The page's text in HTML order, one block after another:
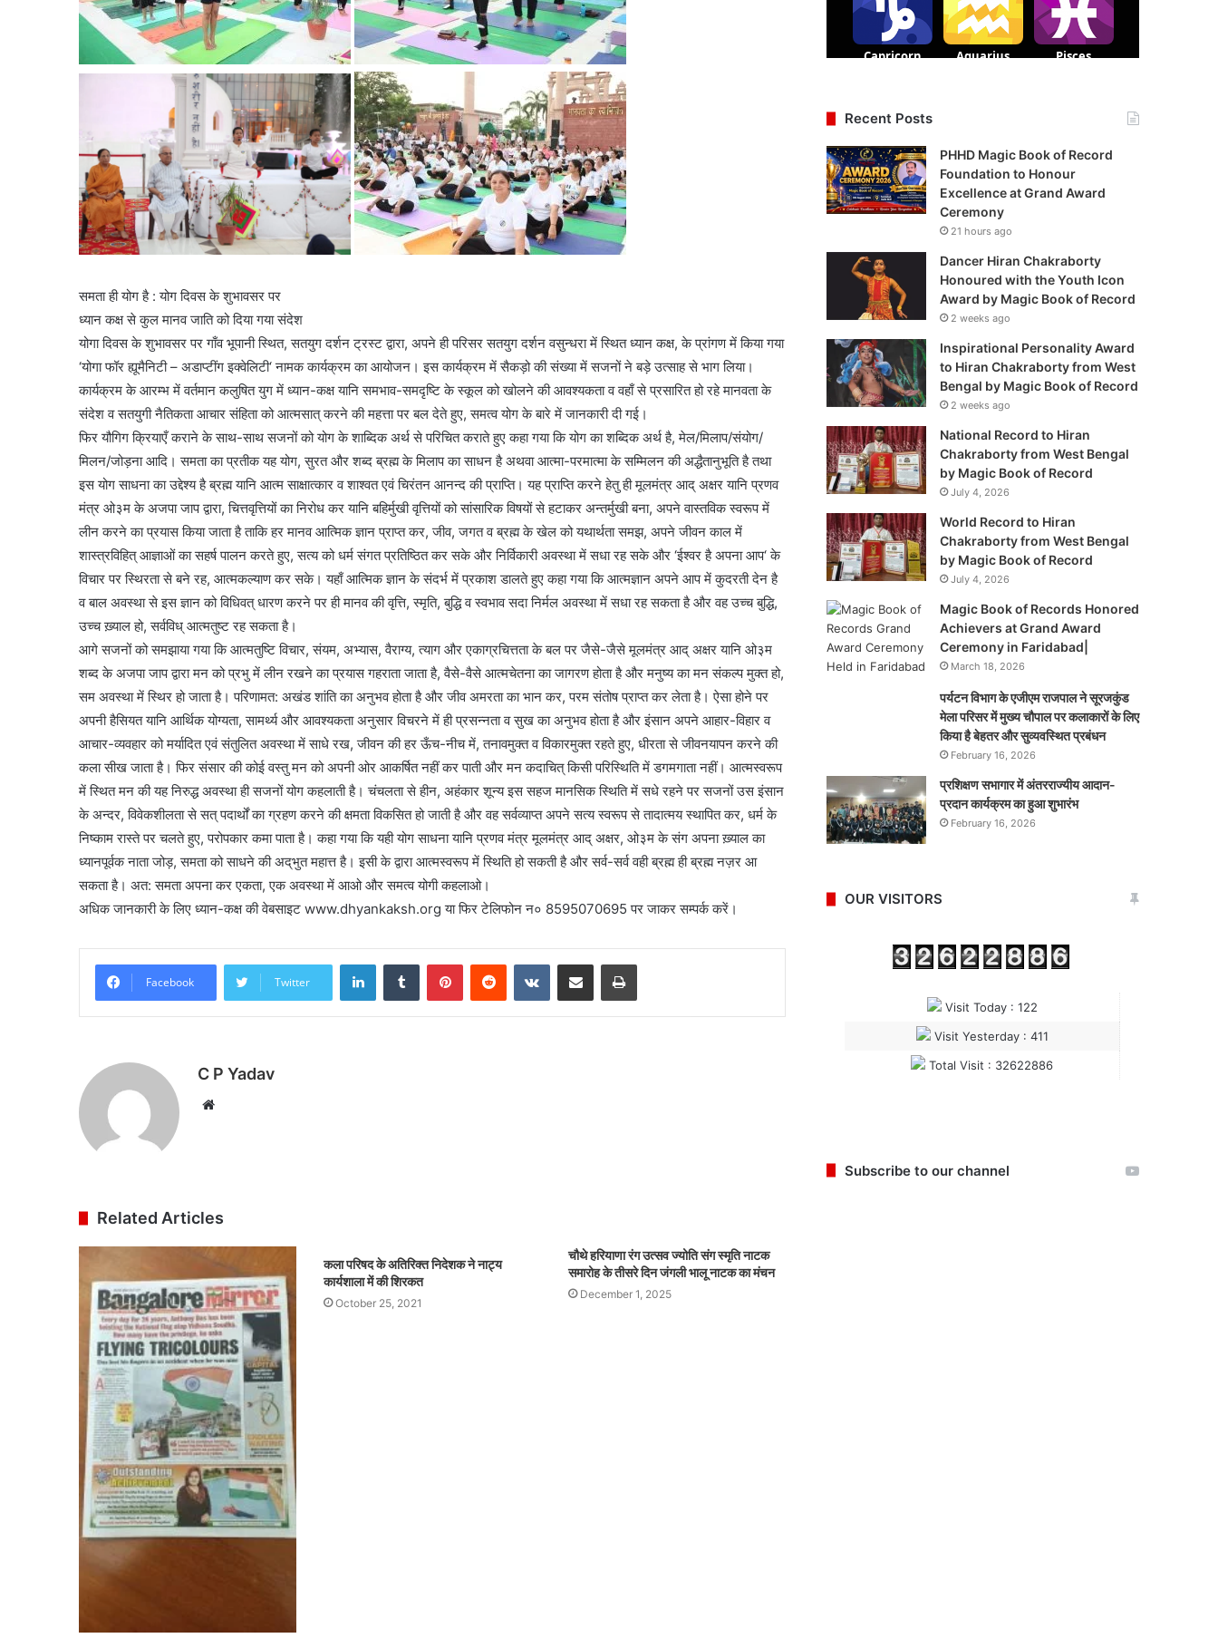
समता ही योग है : योग दिवस के शुभावसर पर
ध्यान कक्ष से कुल मानव जाति को दिया गया संदेश
योगा दिवस के शुभावसर पर गाँव भूपानी स्थित, सतयुग दर्शन ट्रस्ट द्वारा, अपने ही परिसर सतयुग दर्शन वसुन्धरा में स्थित ध्यान कक्ष, के प्रांगण में किया गया
‘योगा फॉर ह्यूमैनिटी – अडाप्टींग इक्वेलिटी‘ नामक कार्यक्रम का आयोजन। इस कार्यक्रम में सैकड़ो की संख्या में सजनों ने बड़े उत्साह से भाग लिया।
कार्यक्रम के आरम्भ में वर्तमान कलुषित युग में ध्यान-कक्ष यानि समभाव-समदृष्टि के स्कूल को खोलने की आवश्यकता व वहाँ से प्रसारित हो रहे मानवता के
संदेश व सतयुगी नैतिकता आचार संहिता को आत्मसात्‌ करने की महत्ता पर बल देते हुए, समत्व योग के बारे में जानकारी दी गई।
फिर यौगिग क्रियाएँ कराने के साथ-साथ सजनों को योग के शाब्दिक अर्थ से परिचित कराते हुए कहा गया कि योग का शब्दिक अर्थ है, मेल/मिलाप/संयोग/
मिलन/जोड़ना आदि। समता का प्रतीक यह योग, सुरत और शब्द ब्रह्म के मिलाप का साधन है अथवा आत्मा-परमात्मा के सम्मिलन की अद्धैतानुभूति है तथा
इस योग साधना का उद्देश्य है ब्रह्म यानि आत्म साक्षात्कार व शाश्वत एवं चिरंतन आनन्द की प्राप्ति। यह प्राप्ति करने हेतु ही मूलमंत्र आद्‌ अक्षर यानि प्रणव
मंत्र ओ३म के अजपा जाप द्वारा, चित्तवृत्तियों का निरोध कर यानि बहिर्मुखी वृत्तियों को सांसारिक विषयों से हटाकर अन्तर्मुखी बना, अपने वास्तविक स्वरूप में
लीन करने का प्रयास किया जाता है ताकि हर मानव आत्मिक ज्ञान प्राप्त कर, जीव, जगत व ब्रह्म के खेल को यथार्थता समझ, अपने जीवन काल में
शास्त्रविहित्‌ आज्ञाओं का सहर्ष पालन करते हुए, सत्य को धर्म संगत प्रतिष्ठित कर सके और निर्विकारी अवस्था में सधा रह सके और ‘ईश्वर है अपना आप‘ के
विचार पर स्थिरता से बने रह, आत्मकल्याण कर सके। यहाँ आत्मिक ज्ञान के संदर्भ में प्रकाश डालते हुए कहा गया कि आत्मज्ञान अपने आप में कुदरती देन है
व बाल अवस्था से इस ज्ञान को विधिवत्‌ धारण करने पर ही मानव की वृत्ति, स्मृति, बुद्धि व स्वभाव सदा निर्मल अवस्था में सधा रह सकता है और वह उच्च बुद्धि,
उच्च ख़्याल हो, सर्वविध्‌ आत्मतुष्ट रह सकता है।
आगे सजनों को समझाया गया कि आत्मतुष्टि विचार, संयम, अभ्यास, वैराग्य, त्याग और एकाग्रचित्तता के बल पर जैसे-जैसे मूलमंत्र आद्‌ अक्षर यानि ओ३म
शब्द के अजपा जाप द्वारा मन को प्रभु में लीन रखने का प्रयास गहराता जाता है, वैसे-वैसे आत्मचेतना का जागरण होता है और मनुष्य का मन संकल्प मुक्त हो,
सम अवस्था में स्थिर हो जाता है। परिणामत: अखंड शांति का अनुभव होता है और जीव अमरता का भान कर, परम संतोष प्राप्त कर लेता है। ऐसा होने पर
अपनी हैसियत यानि आर्थिक योग्यता, सामर्थ्य और आवश्यकता अनुसार विचरने में ही प्रसन्नता व सुख का अनुभव होता है और इंसान अपने आहार-विहार व
आचार-व्यवहार को मर्यादित एवं संतुलित अवस्था में साधे रख, जीवन की हर ऊँच-नीच में, तनावमुक्त व विकारमुक्त रहते हुए, धीरता से जीवनयापन करने की
कला सीख जाता है। फिर संसार की कोई वस्तु मन को अपनी ओर आकर्षित नहीं कर पाती और मन कदाचित्‌ किसी परिस्थिति में डगमगाता नहीं। आत्मस्वरूप
में स्थित मन की यह निरुद्ध अवस्था ही सजनों योग कहलाती है। चंचलता से हीन, अहंकार शून्य इस सहज मानसिक स्थिति में सधे रहने पर सजनों उस इंसान
के अन्दर, विवेकशीलता से सत्‌ पदार्थों का ग्रहण करने की क्षमता विकसित हो जाती है और वह सर्वव्याप्त अपने सत्य स्वरूप से तादात्मय स्थापित कर, धर्म के
निष्काम रास्ते पर चलते हुए, परोपकार कमा पाता है। कहा गया कि यही योग साधना यानि प्रणव मंत्र मूलमंत्र आद्‌ अक्षर, ओ३म के संग अपना ख़्याल का
ध्यानपूर्वक नाता जोड़, समता को साधने की अद्‌भुत महात्त है। इसी के द्वारा आत्मस्वरूप में स्थिति हो सकती है और सर्व-सर्व वही ब्रह्म ही ब्रह्म नज़र आ
सकता है। अत: समता अपना कर एकता, एक अवस्था में आओ और समत्व योगी कहलाओ।
अधिक जानकारी के लिए ध्यान-कक्ष की वेबसाइट www.dhyankaksh.org या फिर टेलिफोन न० 8595070695 पर जाकर सम्पर्क करें।
Facebook Twitter
LinkedInTumblr PinterestReddit VKontakteShare via Email Print
C P Yadav
Website
Related Articles
कला परिषद के अतिरिक्त निदेशक ने नाट्य
कार्यशाला में की शिरकत
October 25, 2021
चौथे हरियाणा रंग उत्सव ज्योति संग स्मृति नाटक
समारोह के तीसरे दिन जंगली भालू नाटक का मंचन
December 1, 2025
Recent Posts
PHHD Magic Book of Record
Foundation to Honour
Excellence at Grand Award
Ceremony
21 hours ago
Dancer Hiran Chakraborty
Honoured with the Youth Icon
Award by Magic Book of Record
2 weeks ago
Inspirational Personality Award
to Hiran Chakraborty from West
Bengal by Magic Book of Record
2 weeks ago
National Record to Hiran
Chakraborty from West Bengal
by Magic Book of Record
July 4, 2026
World Record to Hiran
Chakraborty from West Bengal
by Magic Book of Record
July 4, 2026
Magic Book of Records Honored
Achievers at Grand Award
Ceremony in Faridabad|
March 18, 2026
पर्यटन विभाग के एजीएम राजपाल ने सूरजकुंड
मेला परिसर में मुख्य चौपाल पर कलाकारों के लिए
किया है बेहतर और सुव्यवस्थित प्रबंधन
February 16, 2026
प्रशिक्षण सभागार में अंतरराज्यीय आदान-
प्रदान कार्यक्रम का हुआ शुभारंभ
February 16, 2026
OUR VISITORS
Visit Today : 122
Visit Yesterday : 411
Total Visit : 32622886
Subscribe to our channel